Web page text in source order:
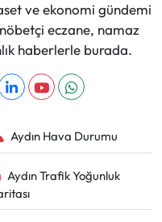
ve ekonomi gündemi
eczane, namaz
haberlerle burada.
Aydın Hava Durumu
Aydın Trafik Yoğunluk